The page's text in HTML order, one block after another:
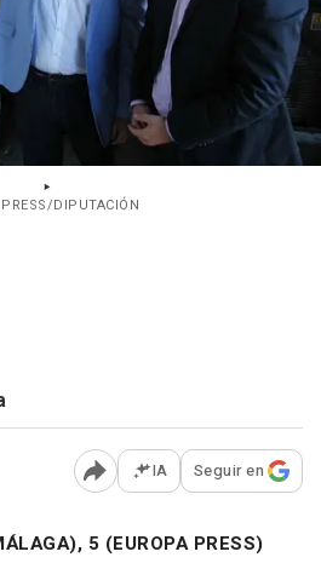
DIPUTACIÓN
Abrir opciones para
IA Seguir en
5 (EUROPA PRESS)